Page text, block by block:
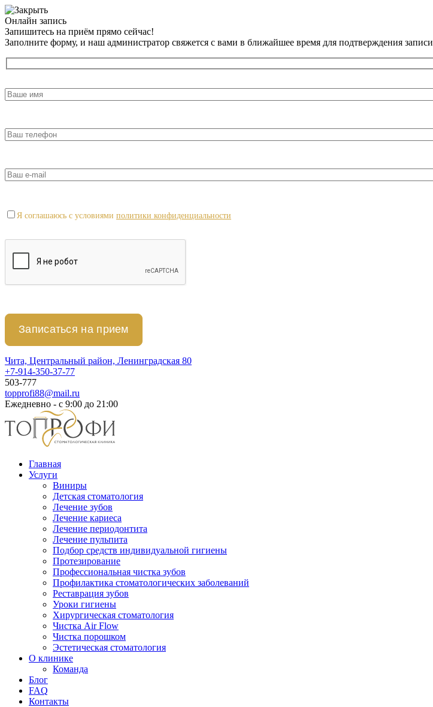
Онлайн запись
Запишитесь на приём прямо сейчас!
Заполните форму, и наш администратор свяжется с вами в ближайшее время для подтверждения записи
Я соглашаюсь с условиями политики конфиденциальности
Чита, Центральный район, Ленинградская 80
+7-914-350-37-77
503-777
topprofi88@mail.ru
Ежедневно - с 9:00 до 21:00
Главная
Услуги
Виниры
Детская стоматология
Лечение зубов
Лечение кариеса
Лечение периодонтита
Лечение пульпита
Подбор средств индивидуальной гигиены
Протезирование
Профессиональная чистка зубов
Профилактика стоматологических заболеваний
Реставрация зубов
Уроки гигиены
Хирургическая стоматология
Чистка Air Flow
Чистка порошком
Эстетическая стоматология
О клинике
Команда
Блог
FAQ
Контакты